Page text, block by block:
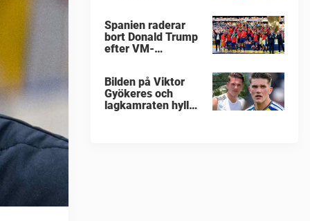
Spanien raderar
bort Donald Trump
efter VM-
Bilden på Viktor
Gyökeres och
lagkamraten hyllas